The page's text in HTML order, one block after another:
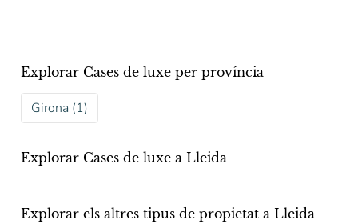
Explorar Cases de luxe per província
Girona (1)
Explorar Cases de luxe a Lleida
Explorar els altres tipus de propietat a Lleida